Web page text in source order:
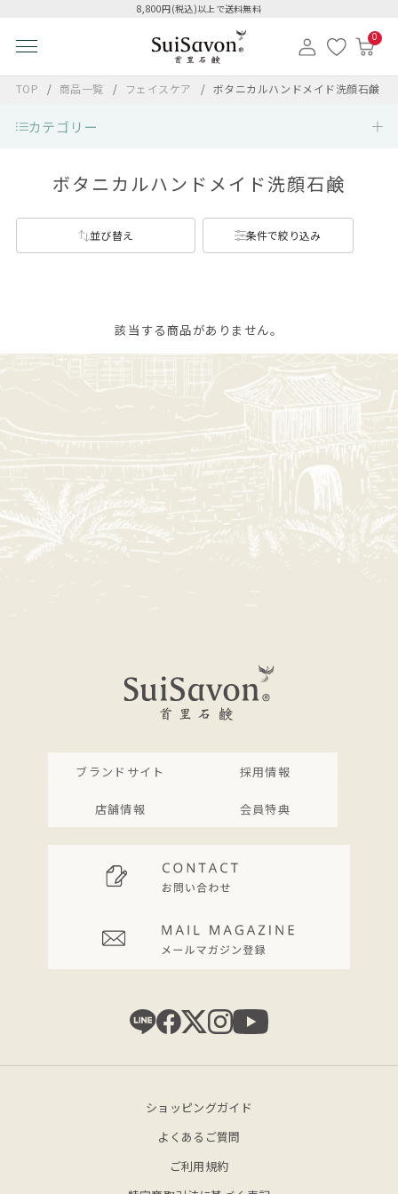
8,800円(税込)以上で送料無料
0
TOP 商品一覧 フェイスケア ボタニカルハンドメイド洗顔石鹸
カテゴリー
ボタニカルハンドメイド洗顔石鹸
並び替え 条件で絞り込み
該当する商品がありません。
ブランドサイト 採用情報
店舗情報 会員特典
ショッピングガイド
よくあるご質問
ご利用規約